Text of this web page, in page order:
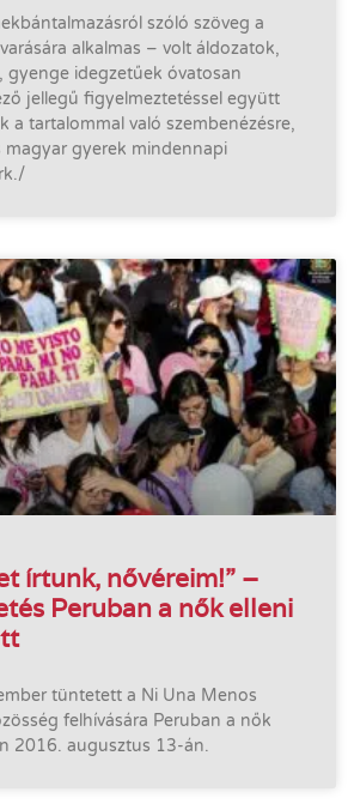
szóló szöveg a
alkalmas – volt áldozatok,
gyenge idegzetűek óvatosan
jellegű figyelmeztetéssel együtt
a tartalommal való szembenézésre,
magyar gyerek mindennapi
írtunk, nővéreim!” –
Peruban a nők elleni
tüntetett a Ni Una Menos
felhívására Peruban a nők
2016. augusztus 13-án.